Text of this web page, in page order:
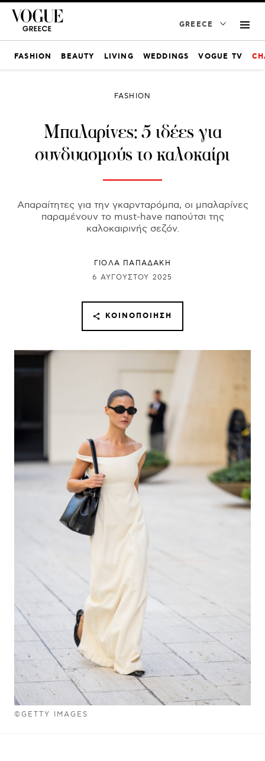
GREECE
FASHION BEAUTY LIVING WEDDINGS VOGUE TV
©GETTY IMAGES
FASHION
Μπαλαρίνες: 5 ιδέες για
συνδυασμούς το καλοκαίρι
Απαραίτητες για την γκαρνταρόμπα, οι μπαλαρίνες
παραμένουν το must-have παπούτσι της
καλοκαιρινής σεζόν.
ΓΙΌΛΑ ΠΑΠΑΔΆΚΗ
6 ΑΥΓΟΎΣΤΟΥ 2025
ΚΟΙΝΟΠΟΊΗΣΗ